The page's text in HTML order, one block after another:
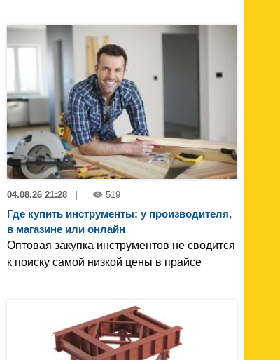
04.08.26 21:28 519
Где купить инструменты: у производителя,
в магазине или онлайн
Оптовая закупка инструментов не сводится
к поиску самой низкой цены в прайсе